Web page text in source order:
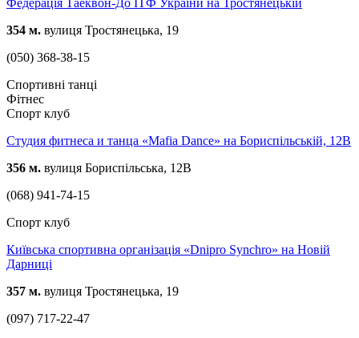
Федерація Таеквон-До ІТФ України на Тростянецькій
354 м. вулиця Тростянецька, 19
(050) 368-38-15
Спортивні танці
Фітнес
Спорт клуб
Студия фитнеса и танца «Mafia Dance» на Бориспільській, 12В
356 м. вулиця Бориспільська, 12В
(068) 941-74-15
Спорт клуб
Київська спортивна організація «Dnipro Synchro» на Новій
Дарниці
357 м. вулиця Тростянецька, 19
(097) 717-22-47